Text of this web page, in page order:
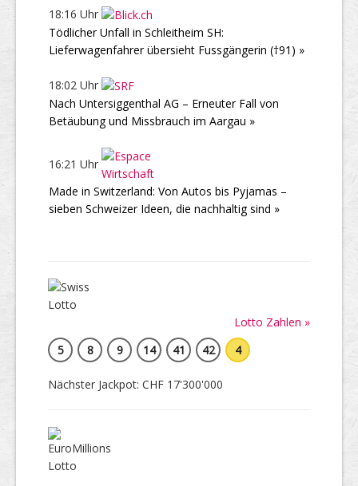
18:16 Uhr
Tödlicher Unfall in Schleitheim SH:
Lieferwagenfahrer übersieht Fussgängerin (†91) »
18:02 Uhr
Nach Untersiggenthal AG – Erneuter Fall von
Betäubung und Missbrauch im Aargau »
16:21 Uhr
Made in Switzerland: Von Autos bis Pyjamas –
sieben Schweizer Ideen, die nachhaltig sind »
Lotto Zahlen »
5
8 9 14 41 42 4
Nächster Jackpot: CHF 17'300'000